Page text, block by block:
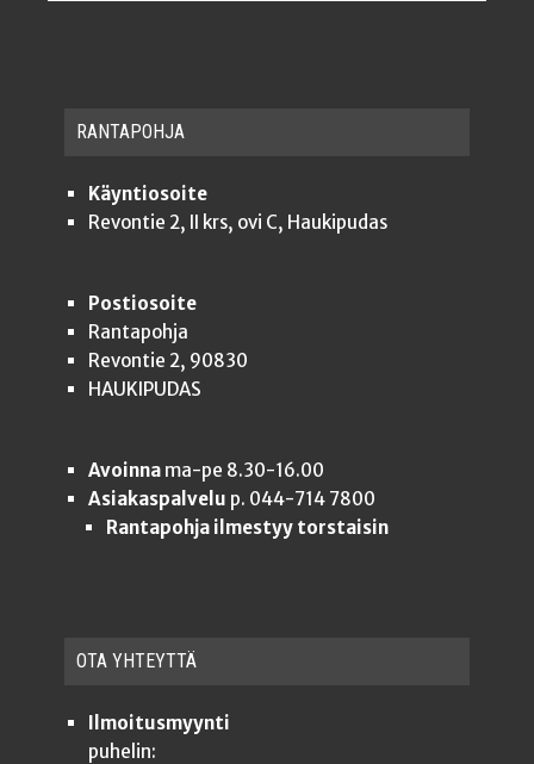
RAN­TA­POH­JA
Käyntiosoite
Revontie 2, II krs, ovi C, Haukipudas
Postiosoite
Rantapohja
Revontie 2, 90830
HAUKIPUDAS
Avoinnama-pe 8.30-16.00
Asiakaspalvelu p. 044-714 7800
Rantapohja ilmestyy torstaisin
OTA YHTEYT­TÄ
Ilmoitusmyynti
puhelin: